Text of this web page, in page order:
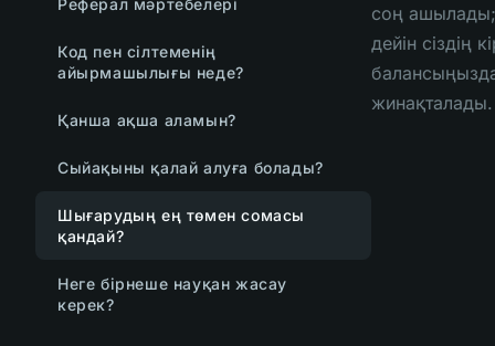
Реферал мәртебелері
Код пен сілтеменің
айырмашылығы неде?
Қанша ақша аламын?
Сыйақыны қалай алуға болады?
Шығарудың ең төмен сомасы
қандай?
Неге бірнеше науқан жасау
керек?
соң
дейін сіздің
жинақталады.